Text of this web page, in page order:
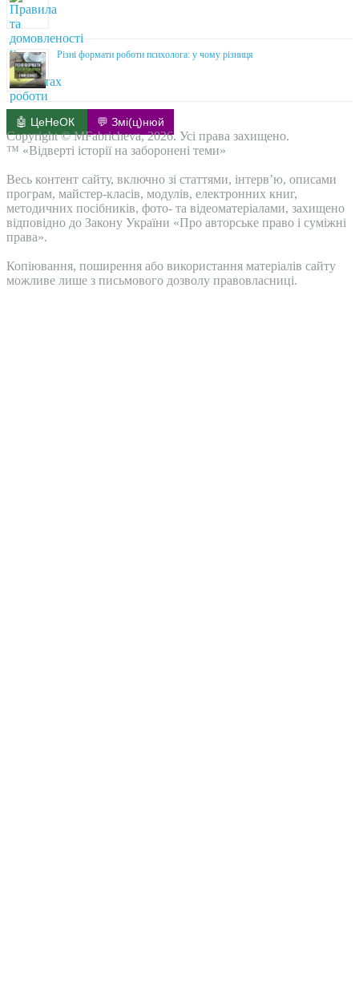
Різні формати роботи психолога: у чому різниця
🤖 ЦеНеОК 💬 Змі(ц)нюй
Copyright © MFabricheva, 2026. Усі права захищено.
™ «Відверті історії на заборонені теми»
Весь контент сайту, включно зі статтями, інтерв’ю, описами
програм, майстер-класів, модулів, електронних книг,
методичних посібників, фото- та відеоматеріалами, захищено
відповідно до Закону України «Про авторське право і суміжні
права».
Копіювання, поширення або використання матеріалів сайту
можливе лише з письмового дозволу правовласниці.